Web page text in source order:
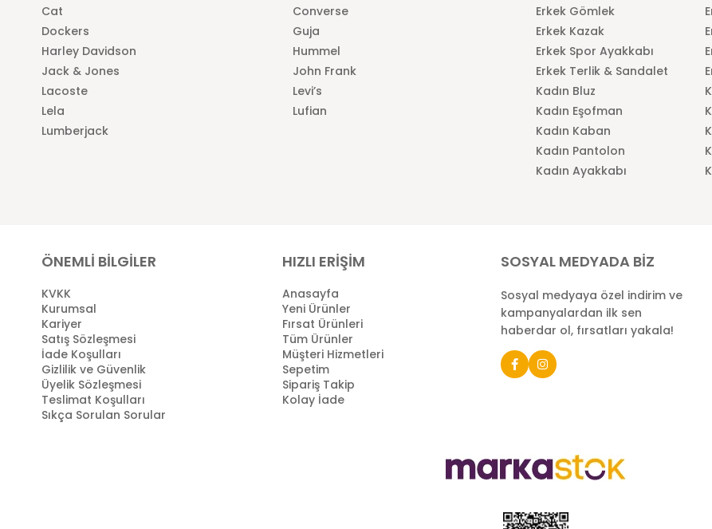
Cat
Converse
Dockers
Guja
Harley Davidson
Hummel
Jack & Jones
John Frank
Lacoste
Levi’s
Lela
Lufian
Lumberjack
Erkek Gömlek
Erkek Kazak
Erkek Spor Ayakkabı
Erkek Terlik & Sandalet
Kadın Bluz
Kadın Eşofman
Kadın Kaban
Kadın Pantolon
Kadın Ayakkabı
ÖNEMLİ BİLGİLER
KVKK
Kurumsal
Kariyer
Satış Sözleşmesi
İade Koşulları
Gizlilik ve Güvenlik
Üyelik Sözleşmesi
Teslimat Koşulları
Sıkça Sorulan Sorular
HIZLI ERİŞİM
Anasayfa
Yeni Ürünler
Fırsat Ürünleri
Tüm Ürünler
Müşteri Hizmetleri
Sepetim
Sipariş Takip
Kolay İade
SOSYAL MEDYADA BİZ
Sosyal medyaya özel indirim ve
kampanyalardan ilk sen
haberdar ol, fırsatları yakala!